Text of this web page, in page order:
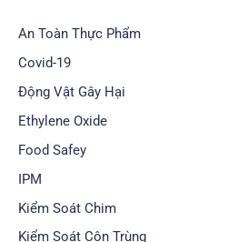
An Toàn Thực Phẩm
Covid-19
Động Vật Gây Hại
Ethylene Oxide
Food Safey
IPM
Kiểm Soát Chim
Kiểm Soát Côn Trùng